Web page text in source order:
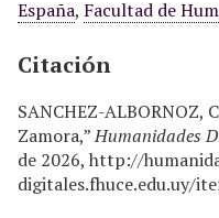
España, Facultad de
Citación
SANCHEZ-ALBORNOZ,
Zamora,”Humanidades
de 2026, http://
digitales.fhuce.edu.uy/